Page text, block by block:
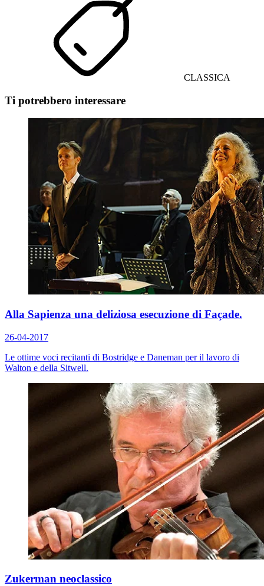
CLASSICA
Ti potrebbero interessare
Alla Sapienza una deliziosa esecuzione di Façade.
26-04-2017
Le ottime voci recitanti di Bostridge e Daneman per il lavoro di
Walton e della Sitwell.
Zukerman neoclassico